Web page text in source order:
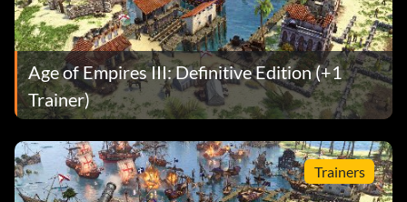
Age of Empires III: Definitive Edition (+1
Trainer)
Trainers